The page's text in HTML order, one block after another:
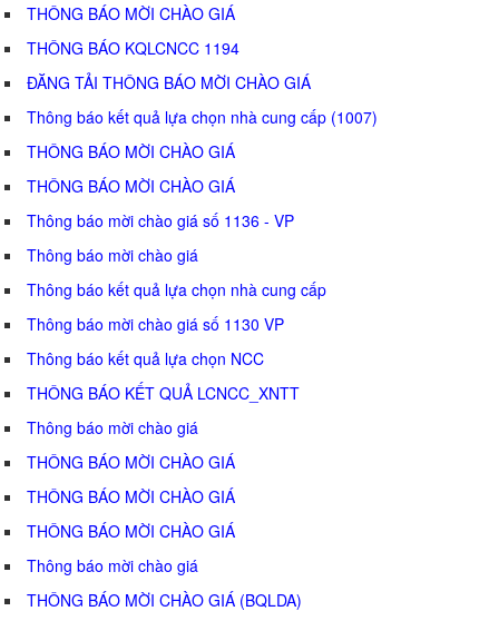
THÔNG BÁO MỜI CHÀO GIÁ
THÔNG BÁO KQLCNCC 1194
ĐĂNG TẢI THÔNG BÁO MỜI CHÀO GIÁ
Thông báo kết quả lựa chọn nhà cung cấp (1007)
THÔNG BÁO MỜI CHÀO GIÁ
THÔNG BÁO MỜI CHÀO GIÁ
Thông báo mời chào giá số 1136 - VP
Thông báo mời chào giá
Thông báo kết quả lựa chọn nhà cung cấp
Thông báo mời chào giá số 1130 VP
Thông báo kết quả lựa chọn NCC
THÔNG BÁO KẾT QUẢ LCNCC_XNTT
Thông báo mời chào giá
THÔNG BÁO MỜI CHÀO GIÁ
THÔNG BÁO MỜI CHÀO GIÁ
THÔNG BÁO MỜI CHÀO GIÁ
Thông báo mời chào giá
THÔNG BÁO MỜI CHÀO GIÁ (BQLDA)